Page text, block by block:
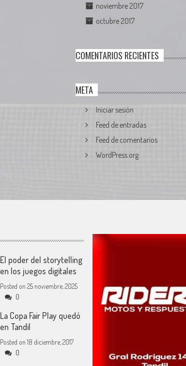
noviembre 2017
octubre 2017
COMENTARIOS RECIENTES
META
Iniciar sesión
Feed de entradas
Feed de comentarios
WordPress.org
El poder del storytelling
en los juegos digitales
Posted on 25 noviembre, 2025
0
La Copa Fair Play quedó
en Tandil
Posted on 18 diciembre, 2017
0